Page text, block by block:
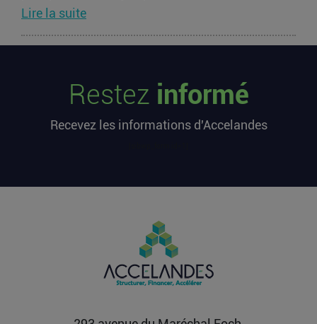
Lire la suite
millions d’euros cette semaine
L’article Les startups françaises ont levé 113
premier sur...
chez OpenAI pour se soigner
L’article Après une pause de 3 mois, la Française
Fidji Simo quitte son poste chez OpenAI pour se
Restez informé
Recevez les informations d'Accelandes